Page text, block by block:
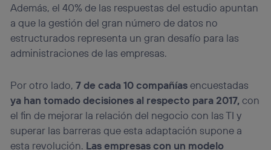
Además, el 40% de las respuestas del estudio apuntan
a que la gestión del gran número de datos no
estructurados representa un gran desafío para las
administraciones de las empresas.
Por otro lado,7 de cada 10 compañíasencuestadas
ya han tomado decisiones al respecto para 2017,con
el fin de mejorar la relación del negocio con las TI y
superar las barreras que esta adaptación supone a
esta revolución. Las empresas con un modelo